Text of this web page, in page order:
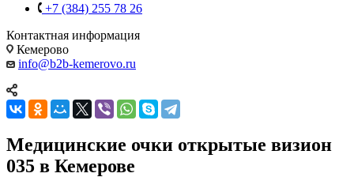
+7 (384) 255 78 26
Контактная информация
Кемерово
info@b2b-kemerovo.ru
Медицинские очки открытые визион
035 в Кемерове